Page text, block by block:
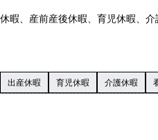
暇、産前産後休暇、育児休暇、
出産休暇 育児休暇 介護休暇